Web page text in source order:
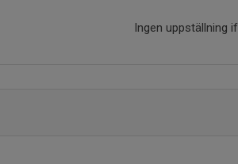
Ingen uppställning